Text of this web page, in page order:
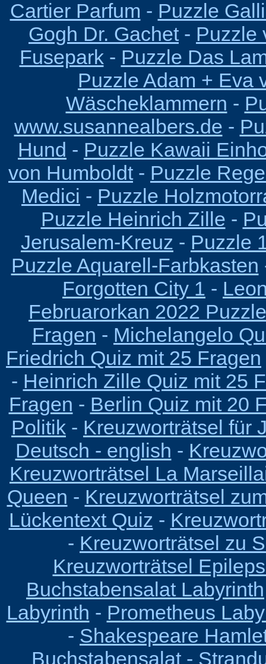
Cartier Parfum - Puzzle
Gogh Dr. Gachet- Puzzle
Fusepark- Puzzle Das
Puzzle Adam + Eva
Wäscheklammern -
www.susannealbers.de -
Hund - Puzzle Kawaii
von Humboldt- Puzzle
Medici - Puzzle
Puzzle Heinrich Zille -
Jerusalem-Kreuz - Puzzle
Puzzle Aquarell-Farbkasten
Forgotten City 1 -
Februarorkan 2022 Puzzle
Fragen - Michelangelo
Friedrich Quiz mit 25 Fragen
- Heinrich Zille Quiz mit 25
Fragen - Berlin Quiz mit 20
Politik - Kreuzworträtsel für
Deutsch - english -
Kreuzworträtsel La
Queen - Kreuzworträtsel
Lückentext Quiz -
- Kreuzworträtsel zu
Kreuzworträtsel
Buchstabensalat Labyrinth
Labyrinth - Prometheus
- Shakespeare
Buchstabensalat-